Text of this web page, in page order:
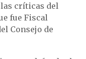
críticas del
fue Fiscal
Consejo de